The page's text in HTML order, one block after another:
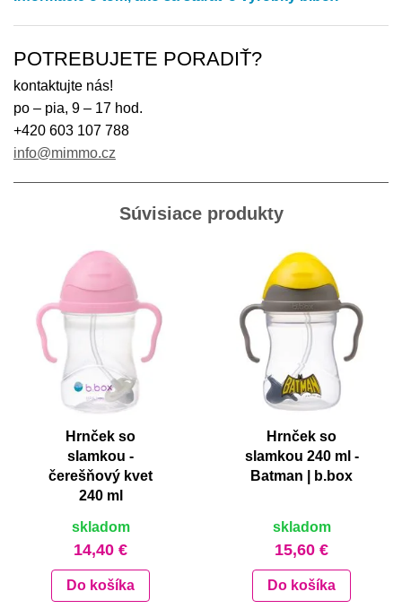
POTREBUJETE PORADIŤ?
kontaktujte nás!
po – pia, 9 – 17 hod.
+420 603 107 788
info@mimmo.cz
Súvisiace produkty
Hrnček so
slamkou -
čerešňový kvet
240 ml
skladom
14,40 €
Do košíka
Hrnček so
slamkou 240 ml -
Batman | b.box
skladom
15,60 €
Do košíka